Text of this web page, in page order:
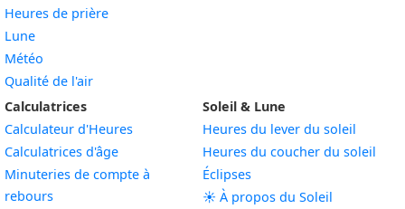
Heures de prière
Lune
Météo
Qualité de l'air
Calculatrices
Calculateur d'Heures
Calculatrices d'âge
Minuteries de compte à
rebours
Soleil & Lune
Heures du lever du soleil
Heures du coucher du soleil
Éclipses
☀️ À propos du Soleil